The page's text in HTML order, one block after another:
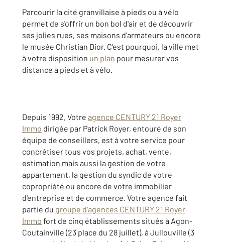
Parcourir la cité granvillaise à pieds ou à vélo
permet de s'offrir un bon bol d'air et de découvrir
ses jolies rues, ses maisons d'armateurs ou encore
le musée Christian Dior. C'est pourquoi, la ville met
à votre disposition un plan pour mesurer vos
distance à pieds et à vélo.
Depuis 1992, Votre agence CENTURY 21 Royer
Immo dirigée par Patrick Royer, entouré de son
équipe de conseillers, est à votre service pour
concrétiser tous vos projets, achat, vente,
estimation mais aussi la gestion de votre
appartement, la gestion du syndic de votre
copropriété ou encore de votre immobilier
d'entreprise et de commerce. Votre agence fait
partie du groupe d'agences CENTURY 21 Royer
Immo fort de cinq établissements situés à Agon-
Coutainville (23 place du 28 juillet), à Jullouville (3